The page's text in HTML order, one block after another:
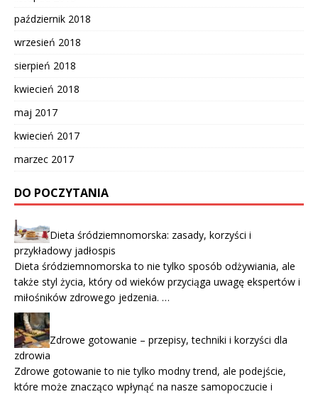
październik 2018
wrzesień 2018
sierpień 2018
kwiecień 2018
maj 2017
kwiecień 2017
marzec 2017
DO POCZYTANIA
Dieta śródziemnomorska: zasady, korzyści i
przykładowy jadłospis
Dieta śródziemnomorska to nie tylko sposób odżywiania, ale
także styl życia, który od wieków przyciąga uwagę ekspertów i
miłośników zdrowego jedzenia. …
Zdrowe gotowanie – przepisy, techniki i korzyści dla
zdrowia
Zdrowe gotowanie to nie tylko modny trend, ale podejście,
które może znacząco wpłynąć na nasze samopoczucie i